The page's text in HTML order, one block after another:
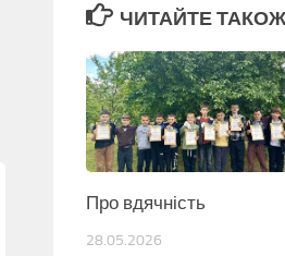
ЧИТАЙТЕ
Про вдячність
28.05.2026